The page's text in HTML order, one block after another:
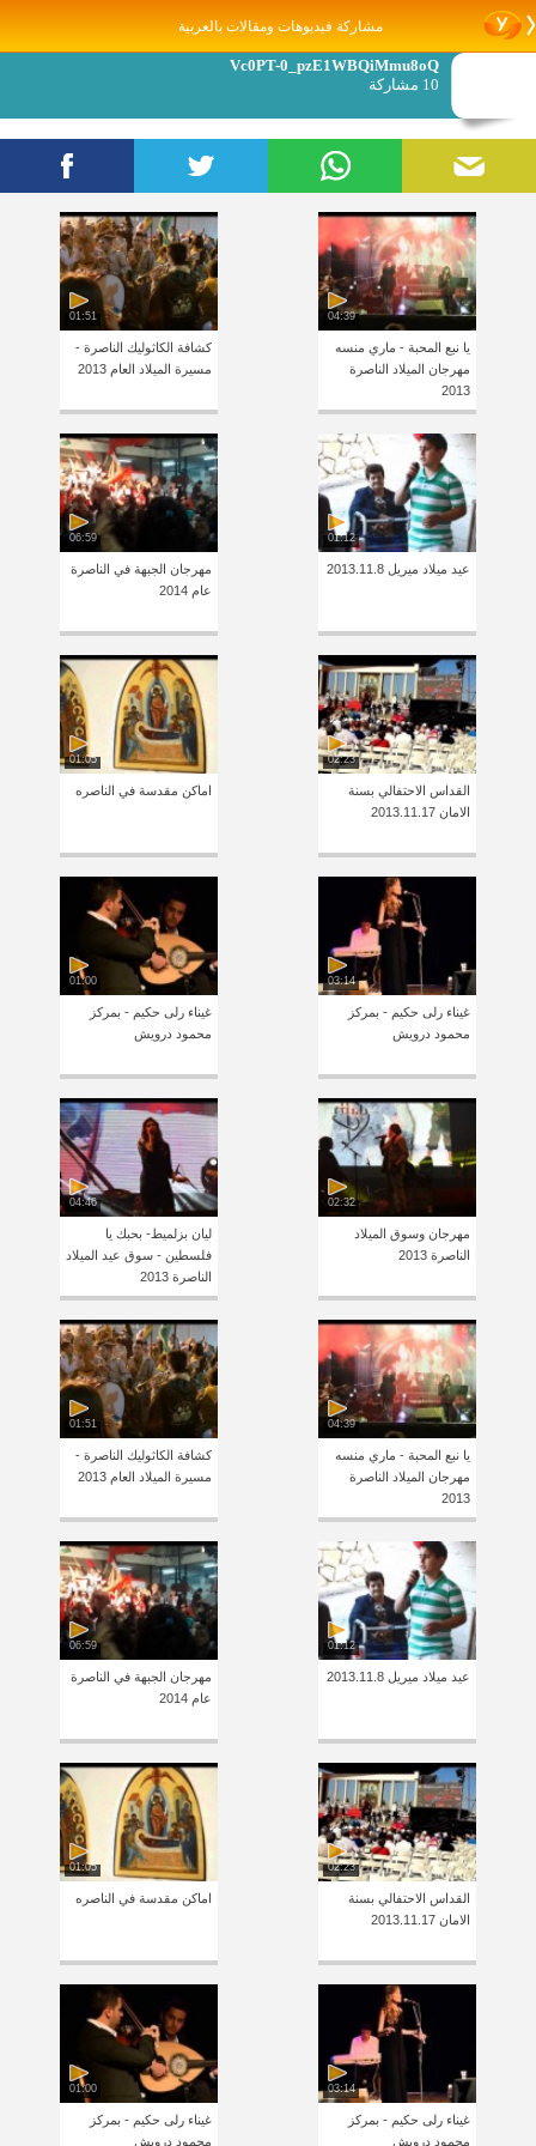
مشاركة فيديوهات ومقالات بالعربية
Vc0PT-0_pzE1WBQiMmu8oQ
10 مشاركة
04:39
يا نبع المحبة - ماري منسه
مهرجان الميلاد الناصرة
2013
01:51
كشافة الكاثوليك الناصرة -
مسيرة الميلاد العام 2013
01:12
عيد ميلاد ميريل 2013.11.8
06:59
مهرجان الجبهة في الناصرة
عام 2014
02:23
القداس الاحتفالي بسنة
الامان 2013.11.17
01:05
اماكن مقدسة في الناصره
03:14
غيناء رلى حكيم - بمركز
محمود درويش
01:00
غيناء رلى حكيم - بمركز
محمود درويش
02:32
مهرجان وسوق الميلاد
الناصرة 2013
04:46
ليان بزلميط- بحبك يا
فلسطين - سوق عيد الميلاد
الناصرة 2013
04:39
يا نبع المحبة - ماري منسه
مهرجان الميلاد الناصرة
2013
01:51
كشافة الكاثوليك الناصرة -
مسيرة الميلاد العام 2013
01:12
عيد ميلاد ميريل 2013.11.8
06:59
مهرجان الجبهة في الناصرة
عام 2014
02:23
القداس الاحتفالي بسنة
الامان 2013.11.17
01:05
اماكن مقدسة في الناصره
03:14
غيناء رلى حكيم - بمركز
محمود درويش
01:00
غيناء رلى حكيم - بمركز
محمود درويش